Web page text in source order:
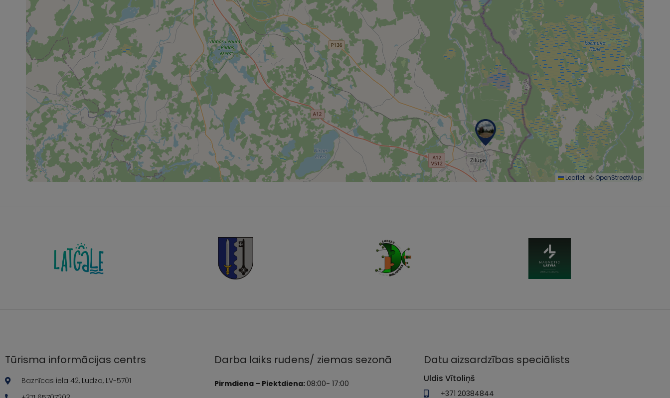
Leaflet | © OpenStreetMap
Tūrisma informācijas centrs
Baznīcas iela 42, Ludza, LV-5701
Darba laiks rudens/ ziemas sezonā
Pirmdiena – Piektdiena:08:00- 17:00
Datu aizsardzības speciālists
Uldis Vītoliņš
+371 20384844